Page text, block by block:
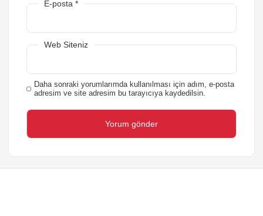
E-posta *
Web Siteniz
Daha sonraki yorumlarımda kullanılması için adım, e-posta
adresim ve site adresim bu tarayıcıya kaydedilsin.